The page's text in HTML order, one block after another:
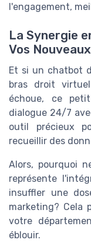
l'engagement,
La Synergie
Vos
Et si un chatbot
bras droit
échoue, ce
dialogue 24/7
outil précieux
recueillir des
Alors, pourquoi
représente
insuffler une
marketing? Cela
votre
éblouir.